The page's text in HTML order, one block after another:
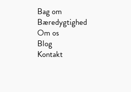
Bag om
Bæredygtighed
Om os
Blog
Kontakt